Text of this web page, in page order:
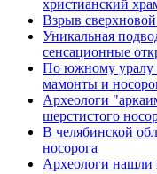
христианский
Взрыв
Уникальная
сенсационные
По южному уралу
мамонты и
Археологи
шерстистого
В челябинской
носорога
Археологи нашли